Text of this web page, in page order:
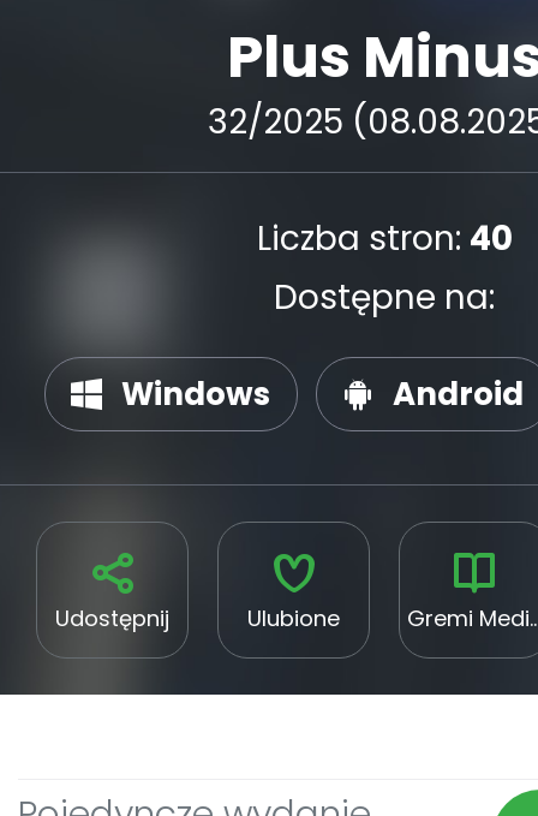
Plus
32/2025
Liczba stron: 40
Dostępne na:
Windows Android
Udostępnij Ulubione Gremi